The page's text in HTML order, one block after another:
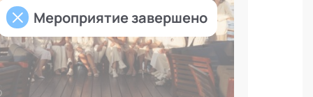
Мероприятие завершено